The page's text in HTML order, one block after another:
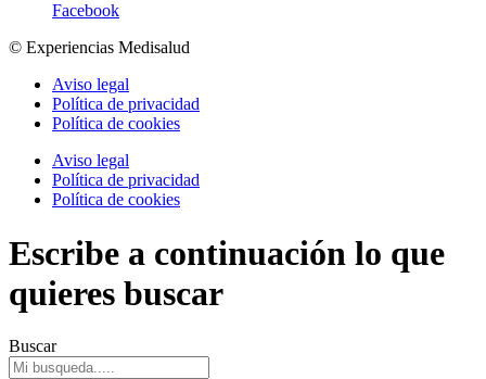
Facebook
© Experiencias Medisalud
Aviso legal
Política de privacidad
Política de cookies
Aviso legal
Política de privacidad
Política de cookies
Escribe a continuación lo que
quieres buscar
Buscar